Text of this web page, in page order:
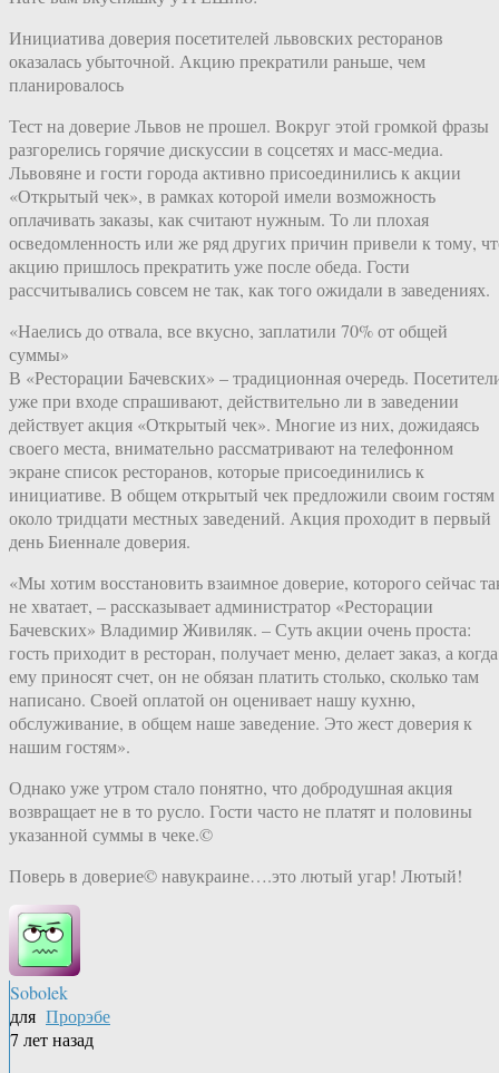
Инициатива доверия посетителей львовских ресторанов
оказалась убыточной. Акцию прекратили раньше, чем
планировалось
Тест на доверие Львов не прошел. Вокруг этой громкой фразы
разгорелись горячие дискуссии в соцсетях и масс-медиа.
Львовяне и гости города активно присоединились к акции
«Открытый чек», в рамках которой имели возможность
оплачивать заказы, как считают нужным. То ли плохая
осведомленность или же ряд других причин привели к тому,
акцию пришлось прекратить уже после обеда. Гости
рассчитывались совсем не так, как того ожидали в заведениях.
«Наелись до отвала, все вкусно, заплатили 70% от общей
суммы»
В «Ресторации Бачевских» – традиционная очередь.
уже при входе спрашивают, действительно ли в заведении
действует акция «Открытый чек». Многие из них, дожидаясь
своего места, внимательно рассматривают на телефонном
экране список ресторанов, которые присоединились к
инициативе. В общем открытый чек предложили своим гостям
около тридцати местных заведений. Акция проходит в первый
день Биеннале доверия.
«Мы хотим восстановить взаимное доверие, которого сейчас
не хватает, – рассказывает администратор «Ресторации
Бачевских» Владимир Живиляк. – Суть акции очень проста:
гость приходит в ресторан, получает меню, делает заказ, а когда
ему приносят счет, он не обязан платить столько, сколько там
написано. Своей оплатой он оценивает нашу кухню,
обслуживание, в общем наше заведение. Это жест доверия к
нашим гостям».
Однако уже утром стало понятно, что добродушная акция
возвращает не в то русло. Гости часто не платят и половины
указанной суммы в чеке.©
Поверь в доверие© навукраине….это лютый угар! Лютый!
Sobolek
для Прорэбе
7 лет назад